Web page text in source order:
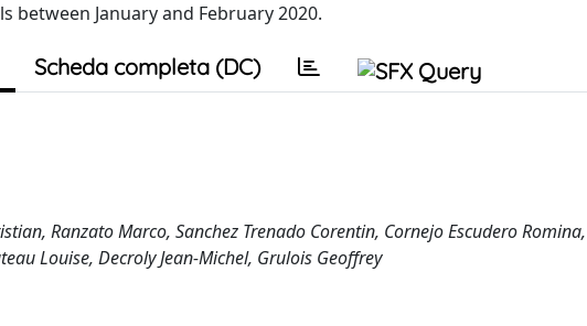
between January and February 2020.
Scheda completa (DC)
Ranzato Marco, Sanchez Trenado Corentin, Cornejo Escudero
Louise, Decroly Jean-Michel, Grulois Geoffrey